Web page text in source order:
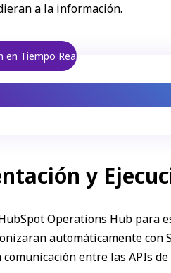
a la información.
en Tiempo Real
y
Operations Hub para
automáticamente
entre las APIs de